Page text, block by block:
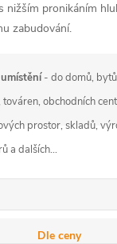
s nižším pronikáním
zabudování.
- do domů,
obchodních
prostor, skladů,
a dalších...
Dle ceny